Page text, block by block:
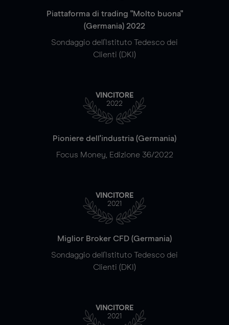
Piattaforma di trading "Molto buona"
(Germania) 2022
Sondaggio dell'Istituto Tedesco dei
Clienti (DKI)
VINCITORE
2022
Pioniere dell'industria (Germania)
Focus Money, Edizione 36/2022
VINCITORE
2021
Miglior Broker CFD (Germania)
Sondaggio dell'Istituto Tedesco dei
Clienti (DKI)
VINCITORE
2021